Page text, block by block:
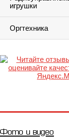
игрушки
Оргтехника
Фото и видео